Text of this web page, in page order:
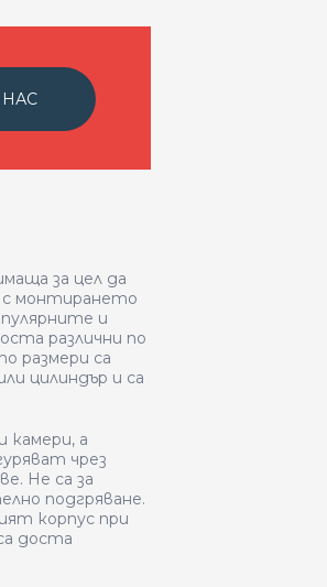
за цел да
с монтирането
и
различни по
размери са
цилиндър и са
камери, а
чрез
Не са за
подгряване.
корпус при
доста